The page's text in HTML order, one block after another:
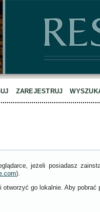
ZAREJESTRUJ
jeżeli posiadasz
).
go lokalnie. Aby